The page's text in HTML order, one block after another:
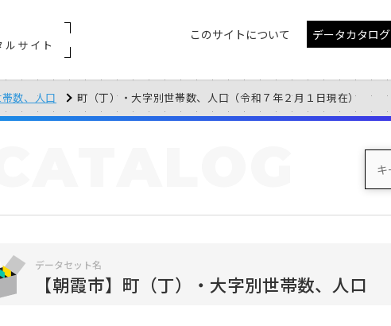
サイト
このサイトについて データカタログ
数、人口 町（丁）・大字別世帯数、人口（令和７年２月１日現在）
データセット名
【朝霞市】町（丁）・大字別世帯数、人口